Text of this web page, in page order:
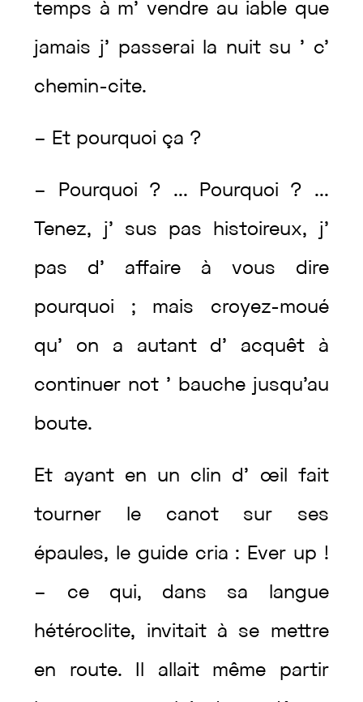
temps à m’vendre au iable que
jamais j’ passerai la nuit su ’ c’
chemin-cite.
– Et pourquoi ça ?
– Pourquoi ? ... Pourquoi ? ...
Tenez, j’ sus pas histoireux, j’
pas d’ affaire à vous dire
pourquoi ; mais croyez-moué
qu’ on a autant d’ acquêt à
continuer not ’ bauche jusqu’au
boute.
Et ayant en un clin d’ œil fait
tourner le canot sur ses
épaules, le guide cria : Ever up !
– ce qui, dans sa langue
hétéroclite, invitait à se mettre
en route. allait même partir